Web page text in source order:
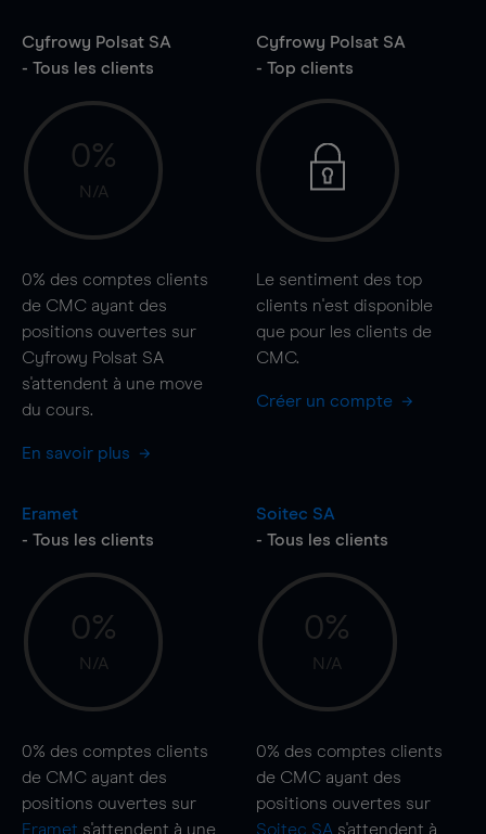
Cyfrowy Polsat SA
- Tous les clients
0%
N/A
0% des comptes clients
de CMC ayant des
positions ouvertes sur
Cyfrowy Polsat SA
s'attendent à une move
du cours.
En savoir plus
Cyfrowy Polsat SA
- Top clients
Le sentiment des top
clients n'est disponible
que pour les clients de
CMC.
Créer un compte
Eramet
- Tous les clients
0%
N/A
0% des comptes clients
de CMC ayant des
positions ouvertes sur
Eramet s'attendent à une
Soitec SA
- Tous les clients
0%
N/A
0% des comptes clients
de CMC ayant des
positions ouvertes sur
Soitec SA s'attendent à